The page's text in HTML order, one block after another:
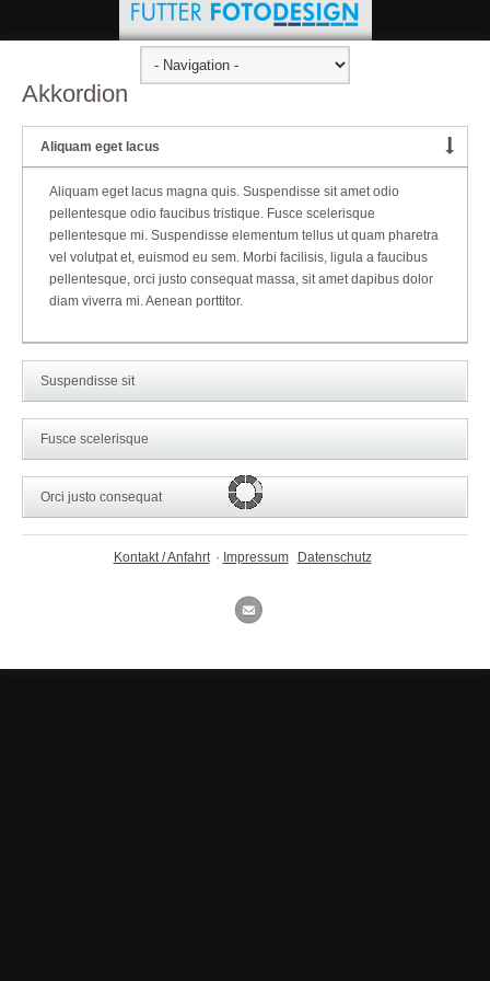
Akkordion
Aliquam eget lacus
Aliquam eget lacus magna quis. Suspendisse sit amet odio
pellentesque odio faucibus tristique. Fusce scelerisque
pellentesque mi. Suspendisse elementum tellus ut quam pharetra
vel volutpat et, euismod eu sem. Morbi facilisis, ligula a faucibus
pellentesque, orci justo consequat massa, sit amet dapibus dolor
diam viverra mi. Aenean porttitor.
Suspendisse sit
Fusce scelerisque
Orci justo consequat
Kontakt / Anfahrt · Impressum Datenschutz